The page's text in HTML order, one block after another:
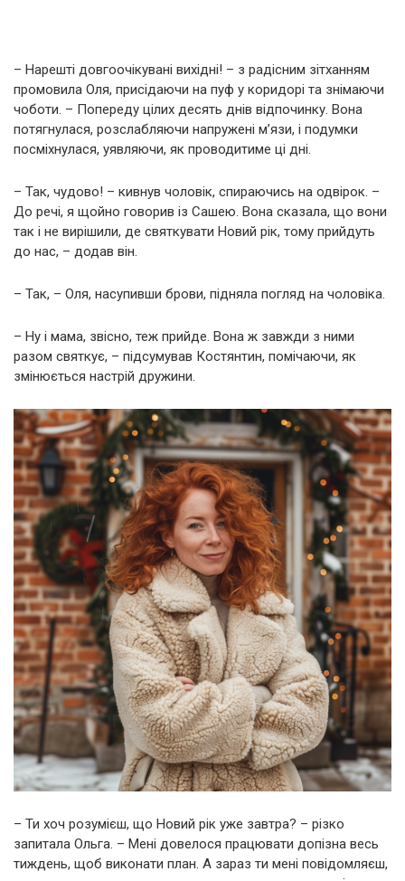
– Нарешті довгоочікувані вихідні! – з радісним зітханням
промовила Оля, присідаючи на пуф у коридорі та знімаючи
чоботи. – Попереду цілих десять днів відпочинку. Вона
потягнулася, розслабляючи напружені м’язи, і подумки
посміхнулася, уявляючи, як проводитиме ці дні.
– Так, чудово! – кивнув чоловік, спираючись на одвірок. –
До речі, я щойно говорив із Сашею. Вона сказала, що вони
так і не вирішили, де святкувати Новий рік, тому прийдуть
до нас, – додав він.
– Так, – Оля, насупивши брови, підняла погляд на чоловіка.
– Ну і мама, звісно, теж прийде. Вона ж завжди з ними
разом святкує, – підсумував Костянтин, помічаючи, як
змінюється настрій дружини.
– Ти хоч розумієш, що Новий рік уже завтра? – різко
запитала Ольга. – Мені довелося працювати допізна весь
тиждень, щоб виконати план. А зараз ти мені повідомляєш,